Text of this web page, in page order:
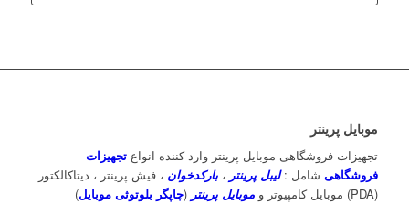
موبایل پرینتر
تجهیزات فروشگاهی موبایل پرینتر وارد کننده انواع تجهیزات
فروشگاهیشامل :لیبل پرینتر ، بارکدخوان ، فیش پرینتر ، دیتاکالکتور
(PDA) موبایل کامپیوتر و
موبایل پرینتر (چاپگر بلوتوثی موبایل)